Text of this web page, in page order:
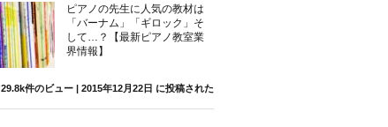
ピアノの先生に人気の教材は
「バーナム」「ギロック」そ
して…？【最新ピアノ教室業
界情報】
29.8k件のビュー | 2015年12月22日 に投稿された